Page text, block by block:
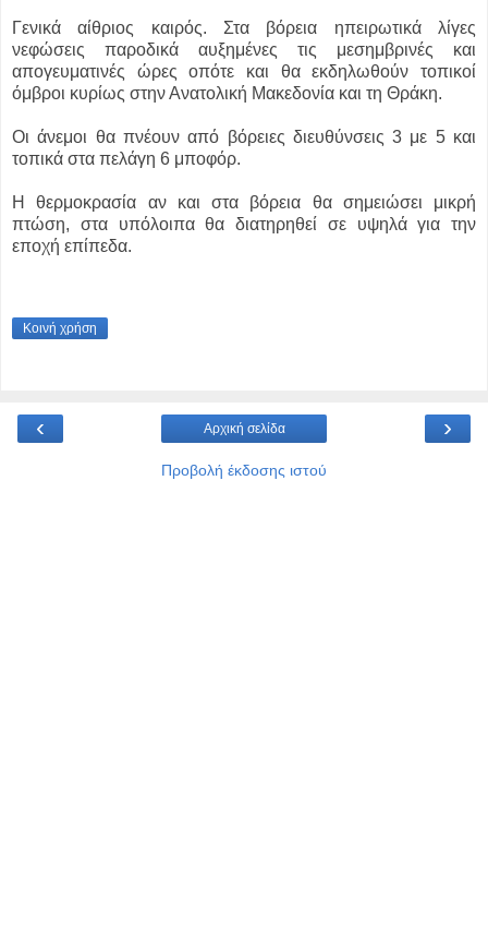
Γενικά αίθριος καιρός. Στα βόρεια ηπειρωτικά λίγες
νεφώσεις παροδικά αυξημένες τις μεσημβρινές και
απογευματινές ώρες οπότε και θα εκδηλωθούν τοπικοί
όμβροι κυρίως στην Ανατολική Μακεδονία και τη Θράκη.
Οι άνεμοι θα πνέουν από βόρειες διευθύνσεις 3 με 5 και
τοπικά στα πελάγη 6 μποφόρ.
Η θερμοκρασία αν και στα βόρεια θα σημειώσει μικρή
πτώση, στα υπόλοιπα θα διατηρηθεί σε υψηλά για την
εποχή επίπεδα.
Κοινή χρήση
‹ ›
Αρχική σελίδα
Προβολή έκδοσης ιστού